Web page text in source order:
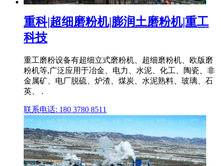
重科|超细磨粉机|膨润土磨粉机|重工
科技
重工磨粉设备有超细立式磨粉机、超细磨粉机、欧版磨
粉机等,广泛应用于冶金、电力、水泥、化工、陶瓷、非
金属矿、电厂脱硫、炉渣、煤炭、水泥熟料、玻璃、石
英、 .
联系电话: 180 3780 8511